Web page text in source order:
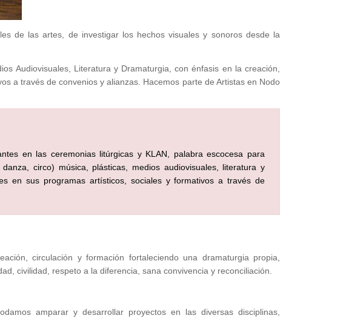
de las artes, de investigar los hechos visuales y sonoros desde la
Audiovisuales, Literatura y Dramaturgia, con énfasis en la creación,
a través de convenios y alianzas. Hacemos parte de Artistas en Nodo
en las ceremonias litúrgicas y KLAN, palabra escocesa para
circo) música, plásticas, medios audiovisuales, literatura y
en sus programas artísticos, sociales y formativos a través de
circulación y formación fortaleciendo una dramaturgia propia,
civilidad, respeto a la diferencia, sana convivencia y reconciliación.
amparar y desarrollar proyectos en las diversas disciplinas,